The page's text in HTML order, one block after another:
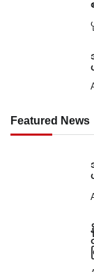
Featured News